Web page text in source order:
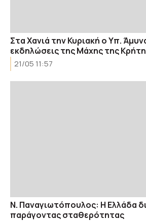
Στα Χανιά την Κυριακή ο Υπ.
εκδηλώσεις της Μάχης της
21/05 11:57
Ν. Παναγιωτόπουλος: Η Ελλάδα
παράγοντας σταθερότητας